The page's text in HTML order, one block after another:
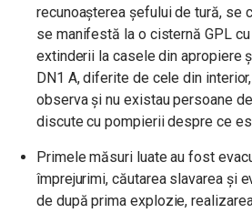
recunoașterea șefului de tură, se
se manifestă la o cisternă GPL
extinderii la casele din apropiere
DN1 A, diferite de cele din
observa și nu existau persoane
discute cu pompierii despre ce
Primele măsuri luate au fost
împrejurimi, căutarea slavarea și
de după prima explozie,